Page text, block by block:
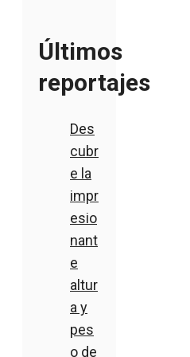
Últimos
reportajes
Des
cubr
e la
impr
esio
nant
e
altur
a y
pes
o de